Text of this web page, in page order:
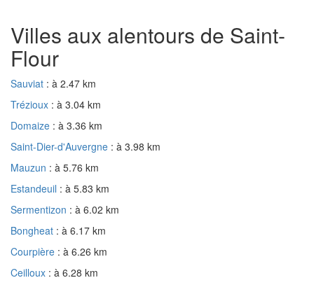
Villes aux alentours de Saint-
Flour
Sauviat : à 2.47 km
Trézioux : à 3.04 km
Domaize : à 3.36 km
Saint-Dier-d'Auvergne : à 3.98 km
Mauzun : à 5.76 km
Estandeuil : à 5.83 km
Sermentizon : à 6.02 km
Bongheat : à 6.17 km
Courpière : à 6.26 km
Ceilloux : à 6.28 km